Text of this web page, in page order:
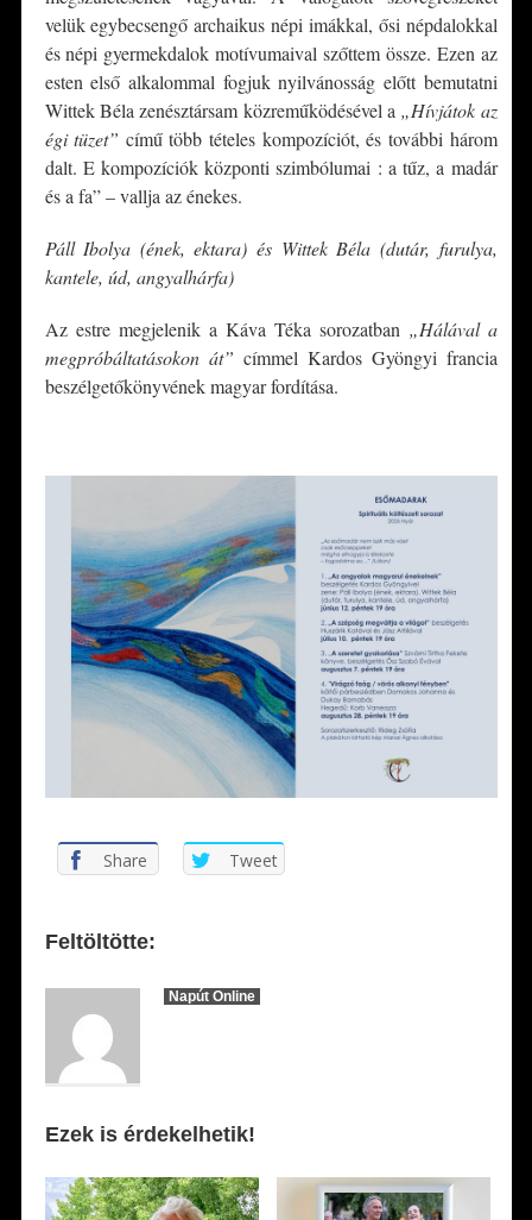
velük egybecsengő archaikus népi imákkal, ősi népdalokkal
és népi gyermekdalok motívumaival szőttem össze. Ezen az
esten első alkalommal fogjuk nyilvánosság előtt bemutatni
Wittek Béla zenésztársam közreműködésével a „Hívjátok az
égi tüzet” című több tételes kompozíciót, és további három
dalt. E kompozíciók központi szimbólumai : a tűz, a madár
és a fa” – vallja az énekes.
Páll Ibolya (ének, ektara) és Wittek Béla (dutár, furulya,
kantele, úd, angyalhárfa)
Az estre megjelenik a Káva Téka sorozatban „Hálával a
megpróbáltatásokon át” címmel Kardos Gyöngyi francia
beszélgetőkönyvének magyar fordítása.
Share Tweet
Feltöltötte:
Napút Online
Ezek is érdekelhetik!